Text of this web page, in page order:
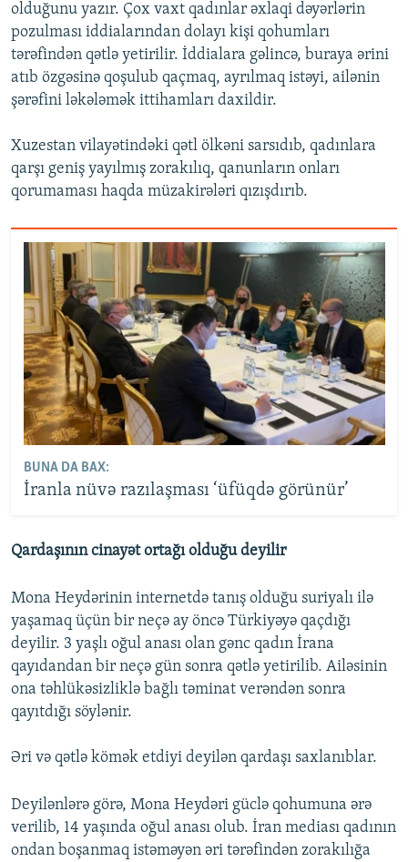
olduğunu yazır. Çox vaxt qadınlar əxlaqi dəyərlərin
pozulması iddialarından dolayı kişi qohumları
tərəfindən qətlə yetirilir. İddialara gəlincə, buraya ərini
atıb özgəsinə qoşulub qaçmaq, ayrılmaq istəyi, ailənin
şərəfini ləkələmək ittihamları daxildir.
Xuzestan vilayətindəki qətl ölkəni sarsıdıb, qadınlara
qarşı geniş yayılmış zorakılıq, qanunların onları
qorumaması haqda müzakirələri qızışdırıb.
BUNA DA BAX:
İranla nüvə razılaşması ‘üfüqdə görünür’
Qardaşının cinayət ortağı olduğu deyilir
Mona Heydərinin internetdə tanış olduğu suriyalı ilə
yaşamaq üçün bir neçə ay öncə Türkiyəyə qaçdığı
deyilir. 3 yaşlı oğul anası olan gənc qadın İrana
qayıdandan bir neçə gün sonra qətlə yetirilib. Ailəsinin
ona təhlükəsizliklə bağlı təminat verəndən sonra
qayıtdığı söylənir.
Əri və qətlə kömək etdiyi deyilən qardaşı saxlanıblar.
Deyilənlərə görə, Mona Heydəri güclə qohumuna ərə
verilib, 14 yaşında oğul anası olub. İran mediası qadının
ondan boşanmaq istəməyən əri tərəfindən zorakılığa